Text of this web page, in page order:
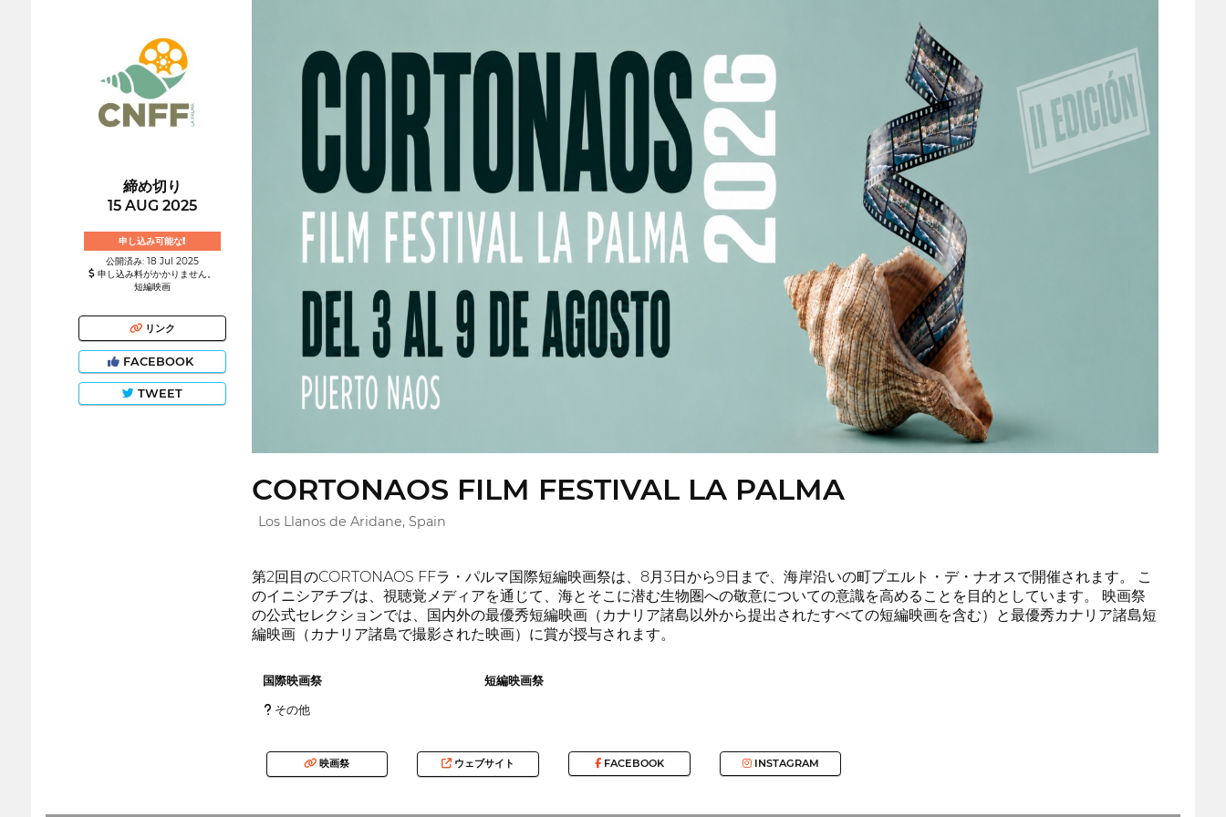
締め切り
15 AUG 2025
申し込み可能な!
公開済み: 18 Jul 2025
申し込み料がかかりません。
短編映画
リンク
FACEBOOK
TWEET
CORTONAOS FILM FESTIVAL LA PALMA
Los Llanos de Aridane, Spain
第2回目のCORTONAOS FFラ・パルマ国際短編映画祭は、8月3日から9日まで、海岸沿いの町プエルト・デ・ナオスで開催されます。 こ
のイニシアチブは、視聴覚メディアを通じて、海とそこに潜む生物圏への敬意についての意識を高めることを目的としています。 映画祭
の公式セレクションでは、国内外の最優秀短編映画（カナリア諸島以外から提出されたすべての短編映画を含む）と最優秀カナリア諸島短
編映画（カナリア諸島で撮影された映画）に賞が授与されます。
国際映画祭 短編映画祭
その他
映画祭 ウェブサイト FACEBOOK INSTAGRAM